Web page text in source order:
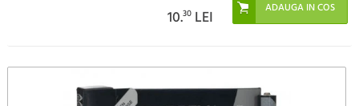
10.30 LEI